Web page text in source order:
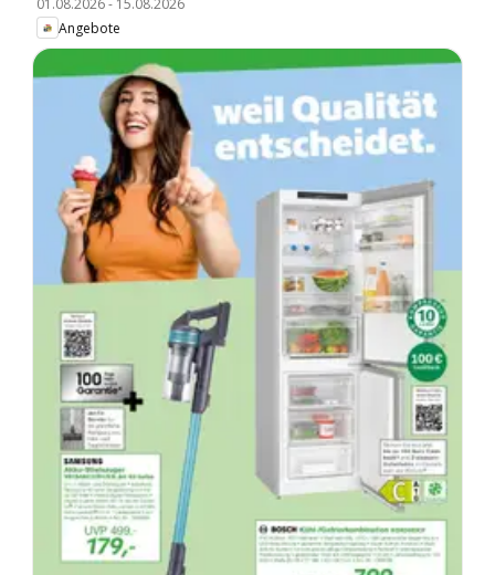
01.08.2026- 15.08.2026
Angebote